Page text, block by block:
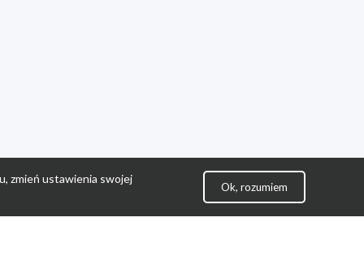
zmień ustawienia swojej
Ok, rozumiem